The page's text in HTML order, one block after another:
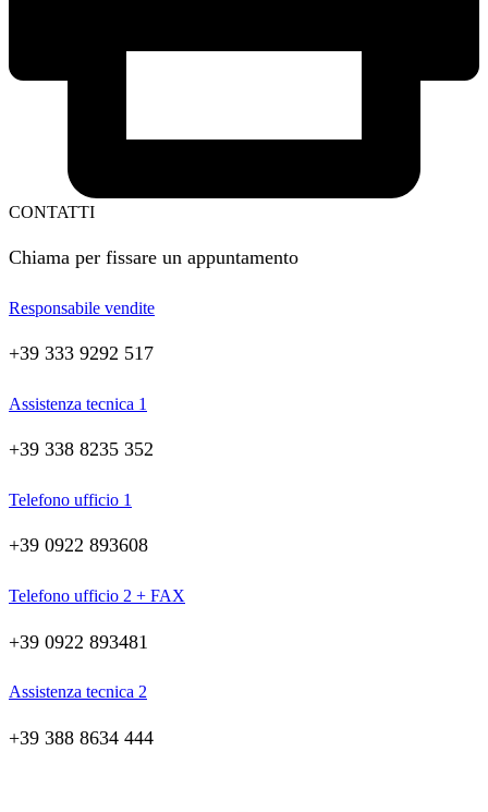
CONTATTI
Chiama per fissare un appuntamento
Responsabile vendite
+39 333 9292 517
Assistenza tecnica 1
+39 338 8235 352
Telefono ufficio 1
+39 0922 893608
Telefono ufficio 2 + FAX
+39 0922 893481
Assistenza tecnica 2
+39 388 8634 444